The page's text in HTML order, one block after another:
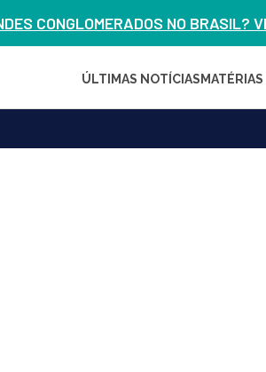
CONGLOMERADOS NO BRASIL?
ÚLTIMAS NOTÍCIAS